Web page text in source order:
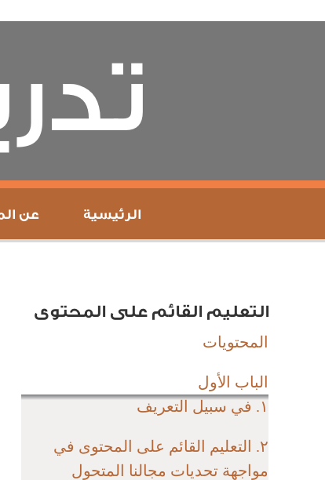
الرئيسية عن
التعليم القائم على المحتوى
المحتويات
الباب الأول
١. في سبيل التعريف
٢. التعليم القائم على المحتوى في
مواجهة تحديات مجالنا المتحول